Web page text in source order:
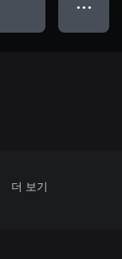
● ● ●
더 보기